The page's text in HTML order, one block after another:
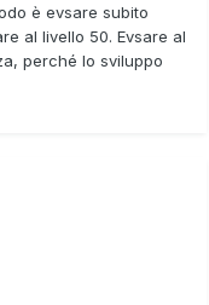
è evsare subito
al livello 50. Evsare al
perché lo sviluppo